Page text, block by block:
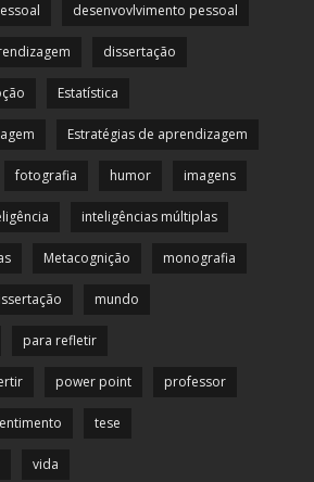
desenvovlvimento pessoal
dissertação
Estatística
Estratégias de aprendizagem
fotografia humor imagens
inteligências múltiplas
Metacognição monografia
mundo
para refletir
power point professor
tese
vida